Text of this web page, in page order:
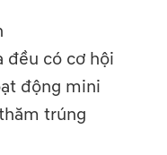
đều có cơ hội
động mini
trúng